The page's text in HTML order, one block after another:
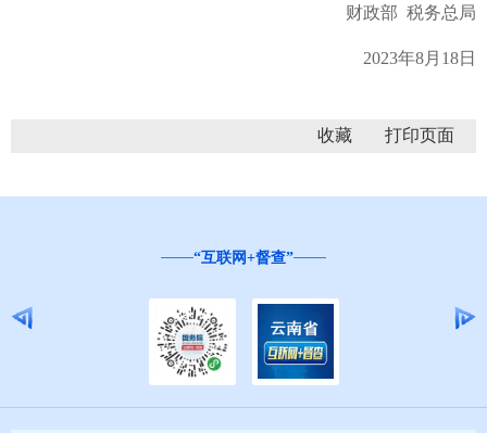
财政部 税务总局
2023年8月18日
收藏
“互联网+督查”